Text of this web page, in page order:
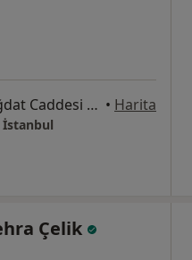
Fenerbahçe Mahallesi Bağdat Caddesi No: 216A/23 İrfan Bey Apartmanı, Kadıköy • Harita
İstanbul
Çelik